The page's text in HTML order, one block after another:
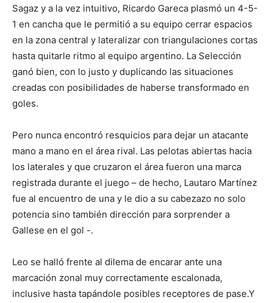
Sagaz y a la vez intuitivo, Ricardo Gareca plasmó un 4-5-
1 en cancha que le permitió a su equipo cerrar espacios
en la zona central y lateralizar con triangulaciones cortas
hasta quitarle ritmo al equipo argentino. La Selección
ganó bien, con lo justo y duplicando las situaciones
creadas con posibilidades de haberse transformado en
goles.
Pero nunca encontró resquicios para dejar un atacante
mano a mano en el área rival. Las pelotas abiertas hacia
los laterales y que cruzaron el área fueron una marca
registrada durante el juego – de hecho, Lautaro Martínez
fue al encuentro de una y le dio a su cabezazo no solo
potencia sino también dirección para sorprender a
Gallese en el gol -.
Leo se halló frente al dilema de encarar ante una
marcación zonal muy correctamente escalonada,
inclusive hasta tapándole posibles receptores de pase.Y